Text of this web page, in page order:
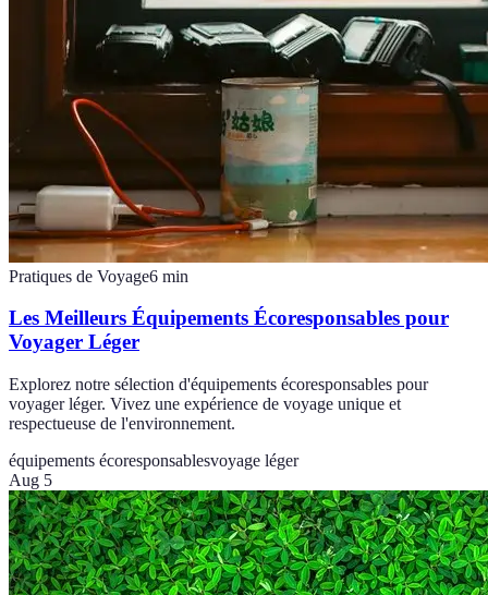
Pratiques de Voyage6 min
Les Meilleurs Équipements Écoresponsables pour
Voyager Léger
Explorez notre sélection d'équipements écoresponsables pour
voyager léger. Vivez une expérience de voyage unique et
respectueuse de l'environnement.
équipements écoresponsablesvoyage léger
Aug 5